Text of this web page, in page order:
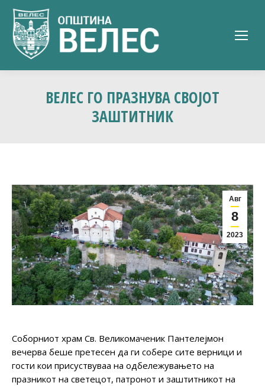
ВЕЛЕС ГО ПРАЗНУВА СВОЈОТ
ЗАШТИТНИК
Авг
8
2023
Соборниот храм Св. Великомаченик Пантелејмон
вечерва беше претесен да ги собере сите верници и
гости кои присуствуваа на одбележувањето на
празникот на светецот, патронот и заштитникот на